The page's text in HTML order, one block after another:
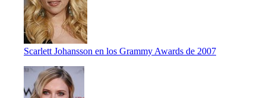
Scarlett Johansson en los Grammy Awards de 2007